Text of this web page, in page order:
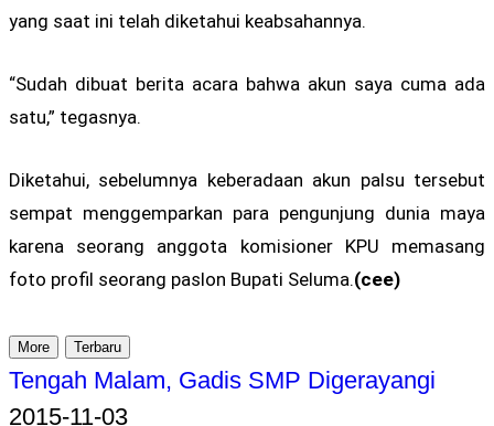
yang saat ini telah diketahui keabsahannya.
“Sudah dibuat berita acara bahwa akun saya cuma ada
satu,” tegasnya.
Diketahui, sebelumnya keberadaan akun palsu tersebut
sempat menggemparkan para pengunjung dunia maya
karena seorang anggota komisioner KPU memasang
foto profil seorang paslon Bupati Seluma.(cee)
More Terbaru
Tengah Malam, Gadis SMP Digerayangi
2015-11-03